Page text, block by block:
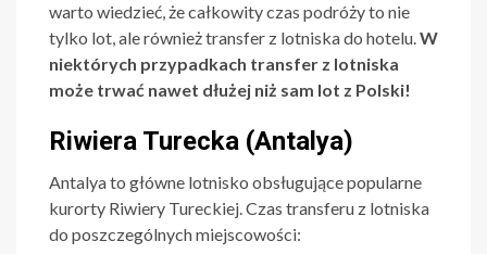
warto wiedzieć, że całkowity czas podróży to nie
tylko lot, ale również transfer z lotniska do hotelu.W
niektórych przypadkach transfer z lotniska
może trwać nawet dłużej niż sam lot z Polski!
Riwiera Turecka (Antalya)
Antalya to główne lotnisko obsługujące popularne
kurorty Riwiery Tureckiej. Czas transferu z lotniska
do poszczególnych miejscowości: